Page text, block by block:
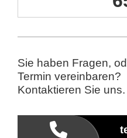
Sie haben Fragen,
Termin vereinbaren?
Kontaktieren Sie uns.